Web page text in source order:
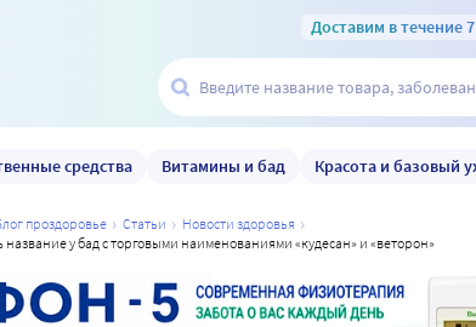
Доставим в течение
средства Витамины и бад Красота и базовый
блог проздоровье статьи
новости здоровья
название у бад с торговыми наименованиями «кудесан» и «веторон»